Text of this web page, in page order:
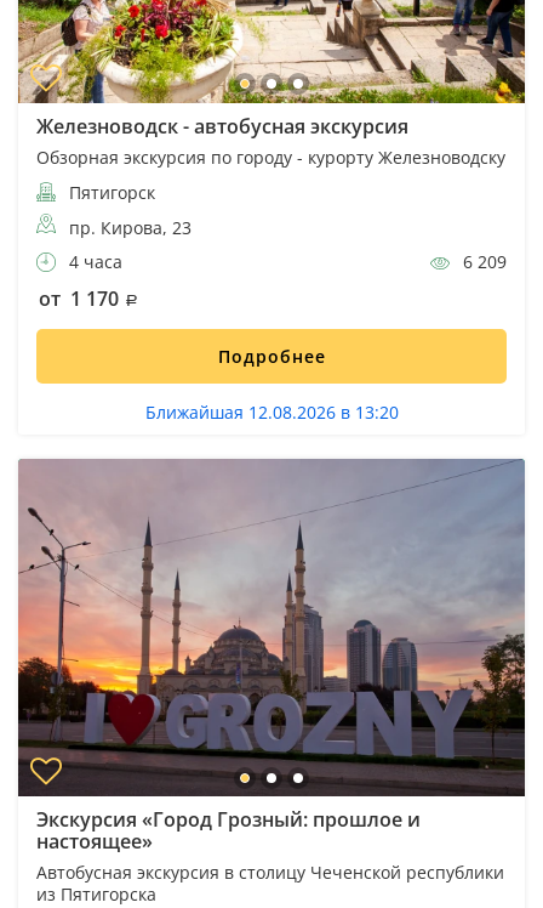
Железноводск - автобусная экскурсия
Обзорная экскурсия по городу - курорту Железноводску
Пятигорск
пр. Кирова, 23
4 часа
6 209
от 1 170
Подробнее
Ближайшая 12.08.2026 в 13:20
Экскурсия «Город Грозный: прошлое и
настоящее»
Автобусная экскурсия в столицу Чеченской республики
из Пятигорска